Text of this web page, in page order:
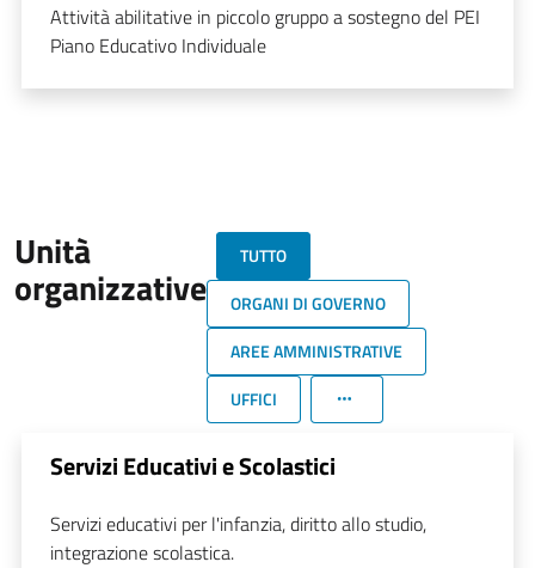
Attività abilitative in piccolo gruppo a sostegno del PEI
Piano Educativo Individuale
Unità
organizzative
TUTTO
ORGANI DI GOVERNO
AREE AMMINISTRATIVE
UFFICI
Servizi Educativi e Scolastici
Servizi educativi per l'infanzia, diritto allo studio,
integrazione scolastica.